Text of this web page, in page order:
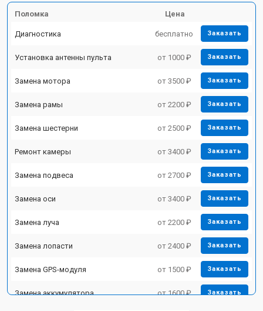
Поломка Цена
Диагностика бесплатно Заказать
Установка антенны пульта от 1000 ₽ Заказать
Замена мотора от 3500 ₽ Заказать
Замена рамы от 2200 ₽ Заказать
Замена шестерни от 2500 ₽ Заказать
Ремонт камеры от 3400 ₽ Заказать
Замена подвеса от 2700 ₽ Заказать
Замена оси от 3400 ₽ Заказать
Замена луча от 2200 ₽ Заказать
Замена лопасти от 2400 ₽ Заказать
Замена GPS-модуля от 1500 ₽ Заказать
Замена аккумулятора от 1600 ₽ Заказать